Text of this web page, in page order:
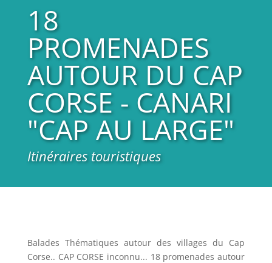
18
PROMENADES
AUTOUR DU CAP
CORSE - CANARI
"CAP AU LARGE"
Itinéraires touristiques
Balades Thématiques autour des villages du Cap
Corse.. CAP CORSE inconnu... 18 promenades autour